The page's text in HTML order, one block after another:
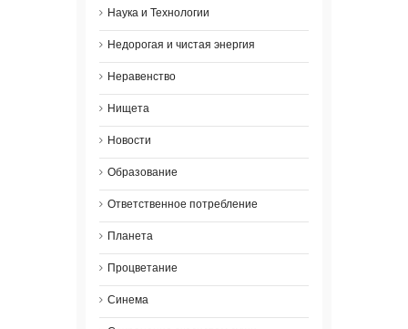
Наука и Технологии
Недорогая и чистая энергия
Неравенство
Нищета
Новости
Образование
Ответственное потребление
Планета
Процветание
Синема